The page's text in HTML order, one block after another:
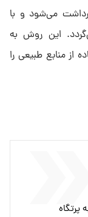
می‌شود و با
این روش به
از منابع طبیعی را